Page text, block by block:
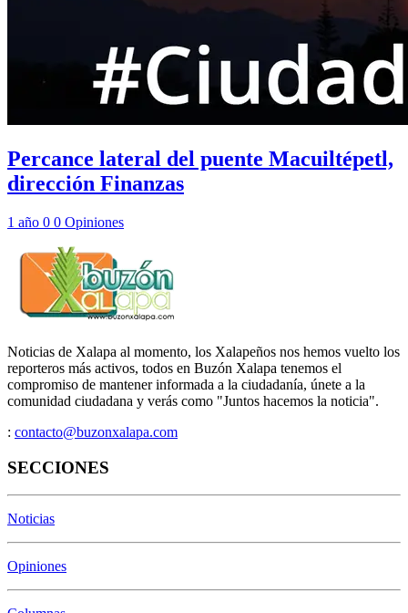
Percance lateral del puente Macuiltépetl,
dirección Finanzas
1 año 0 0 Opiniones
Noticias de Xalapa al momento, los Xalapeños nos hemos vuelto los
reporteros más activos, todos en Buzón Xalapa tenemos el
compromiso de mantener informada a la ciudadanía, únete a la
comunidad ciudadana y verás como "Juntos hacemos la noticia".
: contacto@buzonxalapa.com
SECCIONES
Noticias
Opiniones